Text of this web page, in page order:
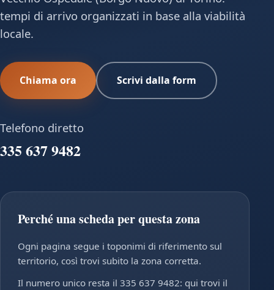
tempi di arrivo organizzati in base alla viabilità
locale.
Chiama ora Scrivi dalla form
Telefono diretto
335 637 9482
Perché una scheda per questa zona
Ogni pagina segue i toponimi di riferimento sul
territorio, così trovi subito la zona corretta.
Il numero unico resta il 335 637 9482: qui trovi il